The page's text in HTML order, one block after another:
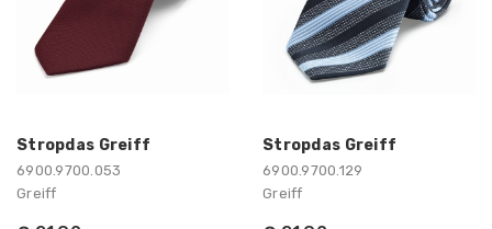
Stropdas Greiff
6900.9700.053
Greiff
Stropdas Greiff
6900.9700.129
Greiff